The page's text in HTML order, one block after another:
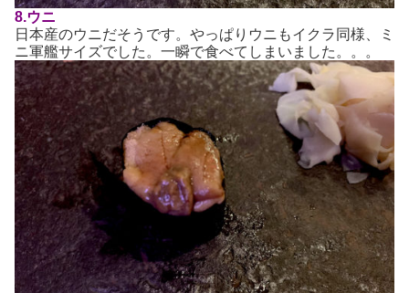
8.ウニ
日本産のウニだそうです。やっぱりウニもイクラ同様、ミ
ニ軍艦サイズでした。一瞬で食べてしまいました。。。